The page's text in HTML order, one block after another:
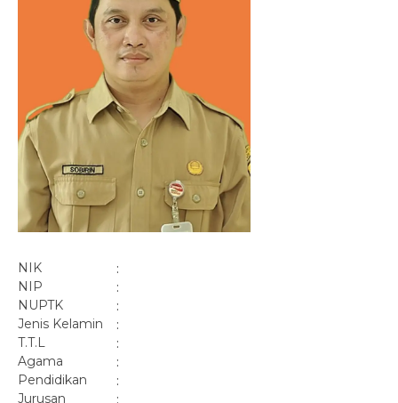
NIK :
NIP :
NUPTK :
Jenis Kelamin :
T.T.L :
Agama :
Pendidikan :
Jurusan :